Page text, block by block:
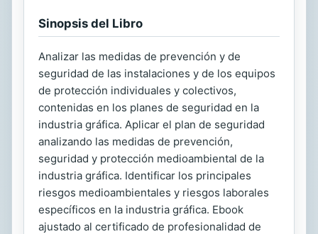
Sinopsis del Libro
Analizar las medidas de prevención y de
seguridad de las instalaciones y de los equipos
de protección individuales y colectivos,
contenidas en los planes de seguridad en la
industria gráfica. Aplicar el plan de seguridad
analizando las medidas de prevención,
seguridad y protección medioambiental de la
industria gráfica. Identificar los principales
riesgos medioambientales y riesgos laborales
específicos en la industria gráfica. Ebook
ajustado al certificado de profesionalidad de